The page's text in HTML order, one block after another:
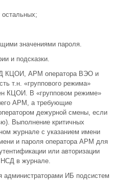
значениями пароля.
и подсказки.
КЦОИ, АРМ оператора ВЭО и
т.н. «группового режима»
КЦОИ. В «групповом режиме»
АРМ, а требующие
дежурной смены, если
Выполнение критичных
журнале с указанием имени
и пароля оператора АРМ для
или авторизации
НСД в журнале.
администраторами ИБ подсистем